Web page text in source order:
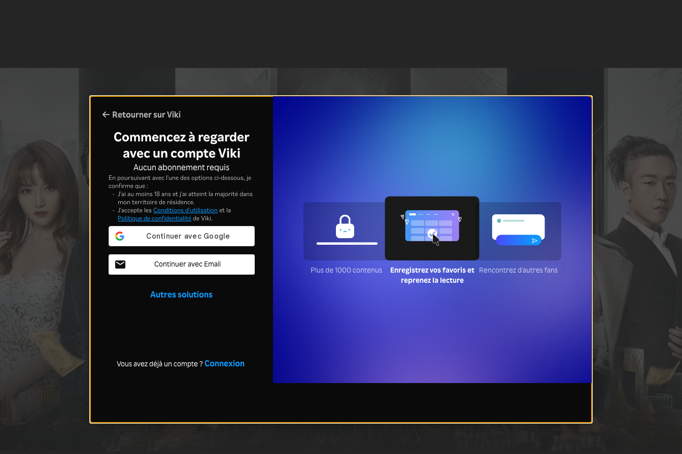
Retourner sur Viki
Commencez à regarder
avec un compte Viki
Aucun abonnement requis
En poursuivant avec l'une des options ci-dessous, je
confirme que :
J'ai au moins 18 ans et j'ai atteint la majorité dans
mon territoire de résidence.
J'accepte lesConditions d'utilisationet la
Politique de confidentialitéde Viki.
Continuer avec Email
Autres solutions
Vous avez déjà un compte ?Connexion
Plus de 1000 contenus
Enregistrez vos favoris et
reprenez la lecture
Rencontrez d'autres fans